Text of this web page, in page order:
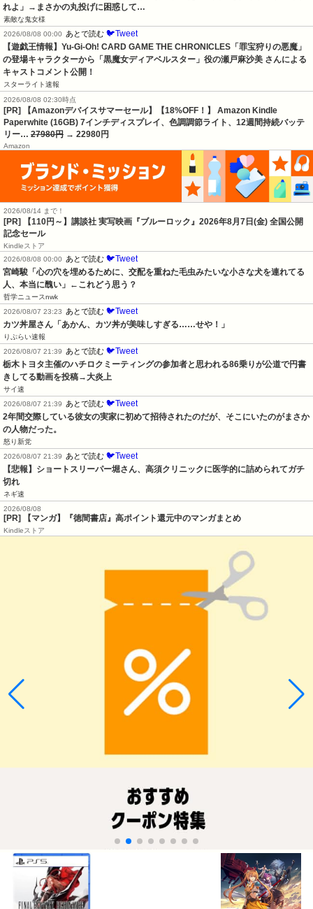
れよ」→まさかの丸投げに困惑して…
素敵な鬼女様
2026/08/08 00:00
あとで読む 🐦Tweet
【遊戯王情報】Yu-Gi-Oh! CARD GAME THE CHRONICLES「罪宝狩りの悪魔」
の登場キャラクターから「黒魔女ディアベルスター」役の瀬戸麻沙美 さんによる
キャストコメント公開！
スターライト速報
2026/08/08 02:30時点
[PR] 【Amazonデバイスサマーセール】【18%OFF！】 Amazon Kindle
Paperwhite (16GB) 7インチディスプレイ、色調調節ライト、12週間持続バッテ
リー… 27980円 → 22980円
Amazon
2026/08/14 まで！
[PR]
【110円～】講談社 実写映画『ブルーロック』2026年8月7日(金) 全国公開
記念セール
Kindleストア
2026/08/08 00:00 あとで読む 🐦Tweet
宮崎駿「心の穴を埋めるために、交配を重ねた毛虫みたいな小さな犬を連れてる
人、本当に醜い」←これどう思う？
哲学ニュースnwk
2026/08/07 23:23 あとで読む 🐦Tweet
カツ丼屋さん「あかん、カツ丼が美味しすぎる……せや！」
りぷらい速報
2026/08/07 21:39 あとで読む 🐦Tweet
栃木トヨタ主催のハチロクミーティングの参加者と思われる86乗りが公道で円書
きしてる動画を投稿→大炎上
サイ速
2026/08/07 21:39 あとで読む 🐦Tweet
2年間交際している彼女の実家に初めて招待されたのだが、そこにいたのがまさか
の人物だった。
怒り新党
2026/08/07 21:39 あとで読む 🐦Tweet
【悲報】ショートスリーパー堀さん、高須クリニックに医学的に詰められてガチ
切れ
ネギ速
2026/08/08
[PR] 【マンガ】『徳間書店』高ポイント還元中のマンガまとめ
Kindleストア